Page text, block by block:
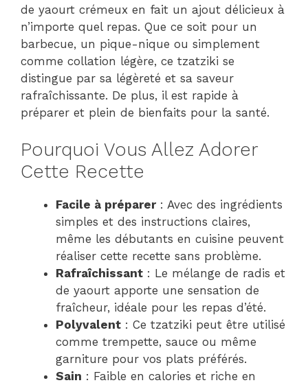
de yaourt crémeux en fait un ajout délicieux à
n’importe quel repas. Que ce soit pour un
barbecue, un pique-nique ou simplement
comme collation légère, ce tzatziki se
distingue par sa légèreté et sa saveur
rafraîchissante. De plus, il est rapide à
préparer et plein de bienfaits pour la santé.
Pourquoi Vous Allez Adorer
Cette Recette
Facile à préparer: Avec des ingrédients
simples et des instructions claires,
même les débutants en cuisine peuvent
réaliser cette recette sans problème.
Rafraîchissant : Le mélange de radis et
de yaourt apporte une sensation de
fraîcheur, idéale pour les repas d’été.
Polyvalent : Ce tzatziki peut être utilisé
comme trempette, sauce ou même
garniture pour vos plats préférés.
Sain : Faible en calories et riche en